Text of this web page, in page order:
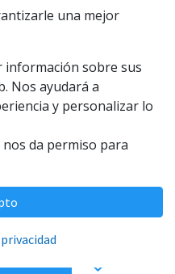
una mejor
información sobre sus
Nos ayudará a
y personalizar lo
da permiso para